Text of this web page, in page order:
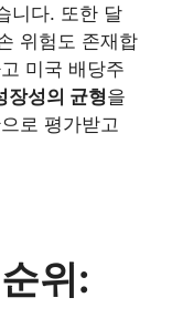
니다. 또한 달
위험도 존재합
미국 배당주
장성의 균형을
로 평가받고
위: